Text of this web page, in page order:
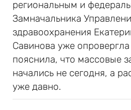
региональным и
Замначальника
здравоохранения
Савинова уже
пояснила, что массовые
начались не сегодня, а
уже давно.